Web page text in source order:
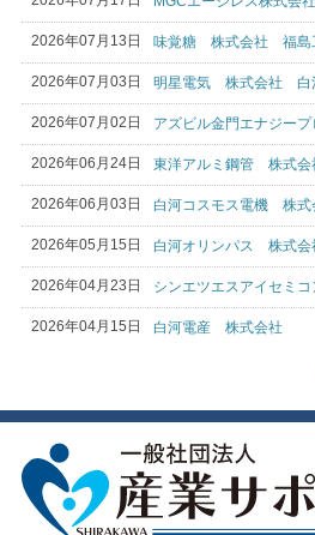
2026年07月13日 味覚糖 株式会社 福島
2026年07月03日 明星電気 株式会社 白
2026年07月02日 アズビル金門エナジー
2026年06月24日 東洋アルミ鋼管 株式
2026年06月03日 白河コスモス電機 株式
2026年05月15日 白河オリンパス 株式会
2026年04月23日 シンエツエスアイセミ
2026年04月15日 白河電産 株式会社